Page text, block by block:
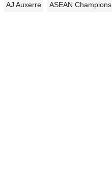
AJ Auxerre ASEAN